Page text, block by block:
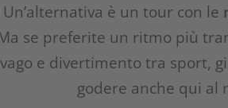
è un tour con le
se preferite un ritmo più
e divertimento tra sport,
godere anche qui al